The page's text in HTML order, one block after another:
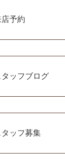
店予約
タッフブログ
タッフ募集